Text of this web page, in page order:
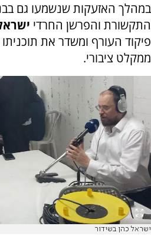
במהלך האזעקות שנשמעו גם
התקשורת והפרשן החרדי
פיקוד העורף ומשדר את
ממקלט ציבורי.
ישראל כהן בשידור